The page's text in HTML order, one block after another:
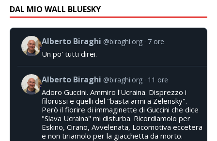
DAL MIO WALL BLUESKY
Alberto Biraghi @biraghi.org 7 ore
Un po' tutti direi.
Alberto Biraghi @biraghi.org 11 ore
Adoro Guccini. Ammiro l'Ucraina. Disprezzo i
filorussi e quelli del "basta armi a Zelensky".
Però il fiorire di immaginette di Guccini che dice
"Slava Ucraina" mi disturba. Ricordiamolo per
Eskino, Cirano, Avvelenata, Locomotiva eccetera
e non tiriamolo per la giacchetta da morto.